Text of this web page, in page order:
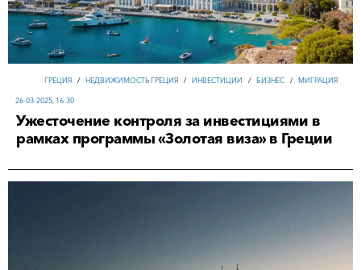
ГРЕЦИЯ / НЕДВИЖИМОСТЬ ГРЕЦИЯ / ИНВЕСТИЦИИ / БИЗНЕС / МИГРАЦИЯ
26-03-2025, 16:30
Ужесточение контроля за инвестициями в
рамках программы «Золотая виза» в Греции